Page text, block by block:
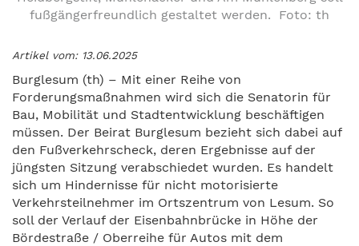
fußgängerfreundlich gestaltet werden. Foto: th
Artikel vom: 13.06.2025
Burglesum (th) – Mit einer Reihe von
Forderungsmaßnahmen wird sich die Senatorin für
Bau, Mobilität und Stadtentwicklung beschäftigen
müssen. Der Beirat Burglesum bezieht sich dabei auf
den Fußverkehrscheck, deren Ergebnisse auf der
jüngsten Sitzung verabschiedet wurden. Es handelt
sich um Hindernisse für nicht motorisierte
Verkehrsteilnehmer im Ortszentrum von Lesum. So
soll der Verlauf der Eisenbahnbrücke in Höhe der
Bördestraße / Oberreihe für Autos mit dem